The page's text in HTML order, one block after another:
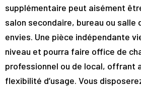
supplémentaire peut aisément
salon secondaire, bureau ou salle
envies. Une pièce indépendante
niveau et pourra faire office de
professionnel ou de local, offrant
flexibilité d’usage. Vous